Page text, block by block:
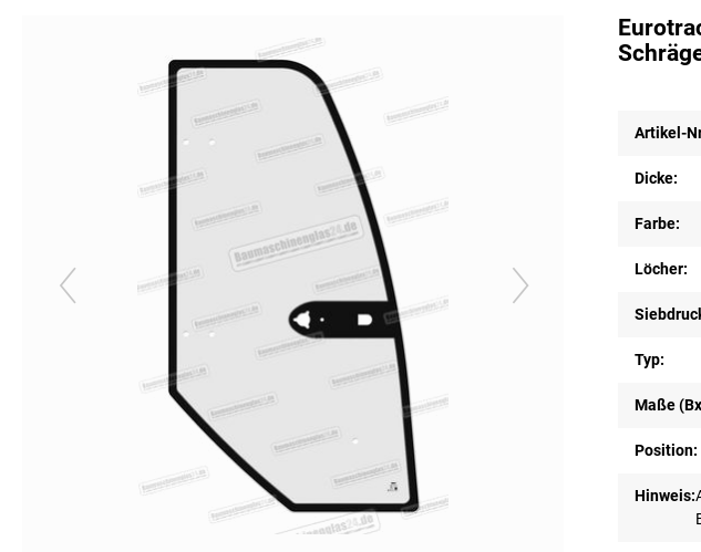
Artikel-
Dicke:
Farbe:
Löcher:
Typ:
Maße
Position:
Hinweis: